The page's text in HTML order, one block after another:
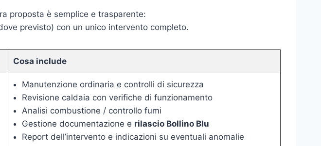
proposta è semplice e trasparente:
previsto) con un unico intervento completo.
Cosa include
Manutenzione ordinaria e controlli di sicurezza
Revisione caldaia con verifiche di funzionamento
Analisi combustione / controllo fumi
Gestione documentazione e rilascio Bollino Blu
Report dell’intervento e indicazioni su eventuali anomalie